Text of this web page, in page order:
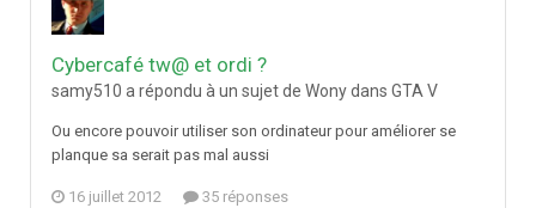
Cybercafé tw@ et ordi ?
samy510 a répondu à un sujet de Wony dans GTA V
Ou encore pouvoir utiliser son ordinateur pour améliorer se
planque sa serait pas mal aussi
16 juillet 2012 35 réponses